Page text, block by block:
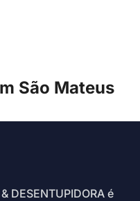
São Mateus
DESENTUPIDORA é